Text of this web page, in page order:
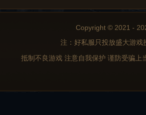
Copyright © 2021 -
注：好私服只投放盛大游
抵制不良游戏 注意自我保护 谨防受骗